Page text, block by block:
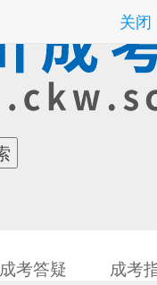
成考答疑 成考
关闭